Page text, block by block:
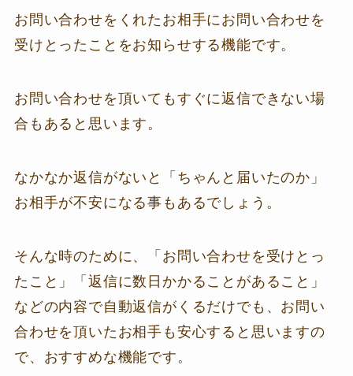
お問い合わせをくれたお相手にお問い合わせを
受けとったことをお知らせする機能です。
お問い合わせを頂いてもすぐに返信できない場
合もあると思います。
なかなか返信がないと「ちゃんと届いたのか」
お相手が不安になる事もあるでしょう。
そんな時のために、「お問い合わせを受けとっ
たこと」「返信に数日かかることがあること」
などの内容で自動返信がくるだけでも、お問い
合わせを頂いたお相手も安心すると思いますの
で、おすすめな機能です。